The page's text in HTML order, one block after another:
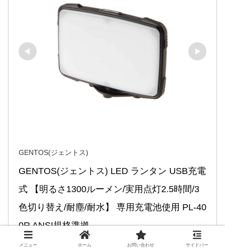
GENTOS(ジェントス)
GENTOS(ジェントス) LED ランタン USB充電
式 【明るさ1300ルーメン/実用点灯2.5時間/3
色切り替え/耐塵/耐水】 専用充電池使用 PL-40
0R ANSI規格準拠
PL-400R
メニュー ホーム お問い合わせ サイドバー